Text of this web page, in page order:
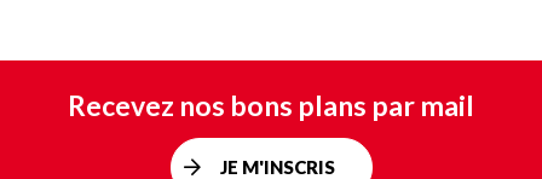
Recevez nos bons plans par mail
JE M'INSCRIS